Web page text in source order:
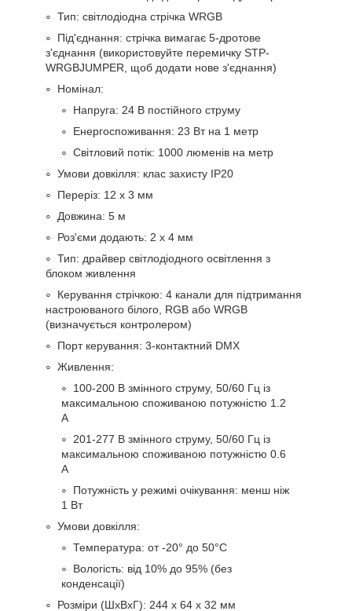
Тип: світлодіодна стрічка WRGB
Під'єднання: стрічка вимагає 5-дротове
з'єднання (використовуйте перемичку STP-
WRGBJUMPER, щоб додати нове з'єднання)
Номінал:
Напруга: 24 В постійного струму
Енергоспоживання: 23 Вт на 1 метр
Світловий потік: 1000 люменів на метр
Умови довкілля: клас захисту IP20
Переріз: 12 х 3 мм
Довжина: 5 м
Роз'єми додають: 2 x 4 мм
Тип: драйвер світлодіодного освітлення з
блоком живлення
Керування стрічкою: 4 канали для підтримання
настроюваного білого, RGB або WRGB
(визначується контролером)
Порт керування: 3-контактний DMX
Живлення:
100-200 В змінного струму, 50/60 Гц із
максимальною споживаною потужністю 1.2
А
201-277 В змінного струму, 50/60 Гц із
максимальною споживаною потужністю 0.6
А
Потужність у режимі очікування: менш ніж
1 Вт
Умови довкілля:
Температура: от -20° до 50°C
Вологість: від 10% до 95% (без
конденсації)
Розміри (ШхВхГ): 244 х 64 х 32 мм